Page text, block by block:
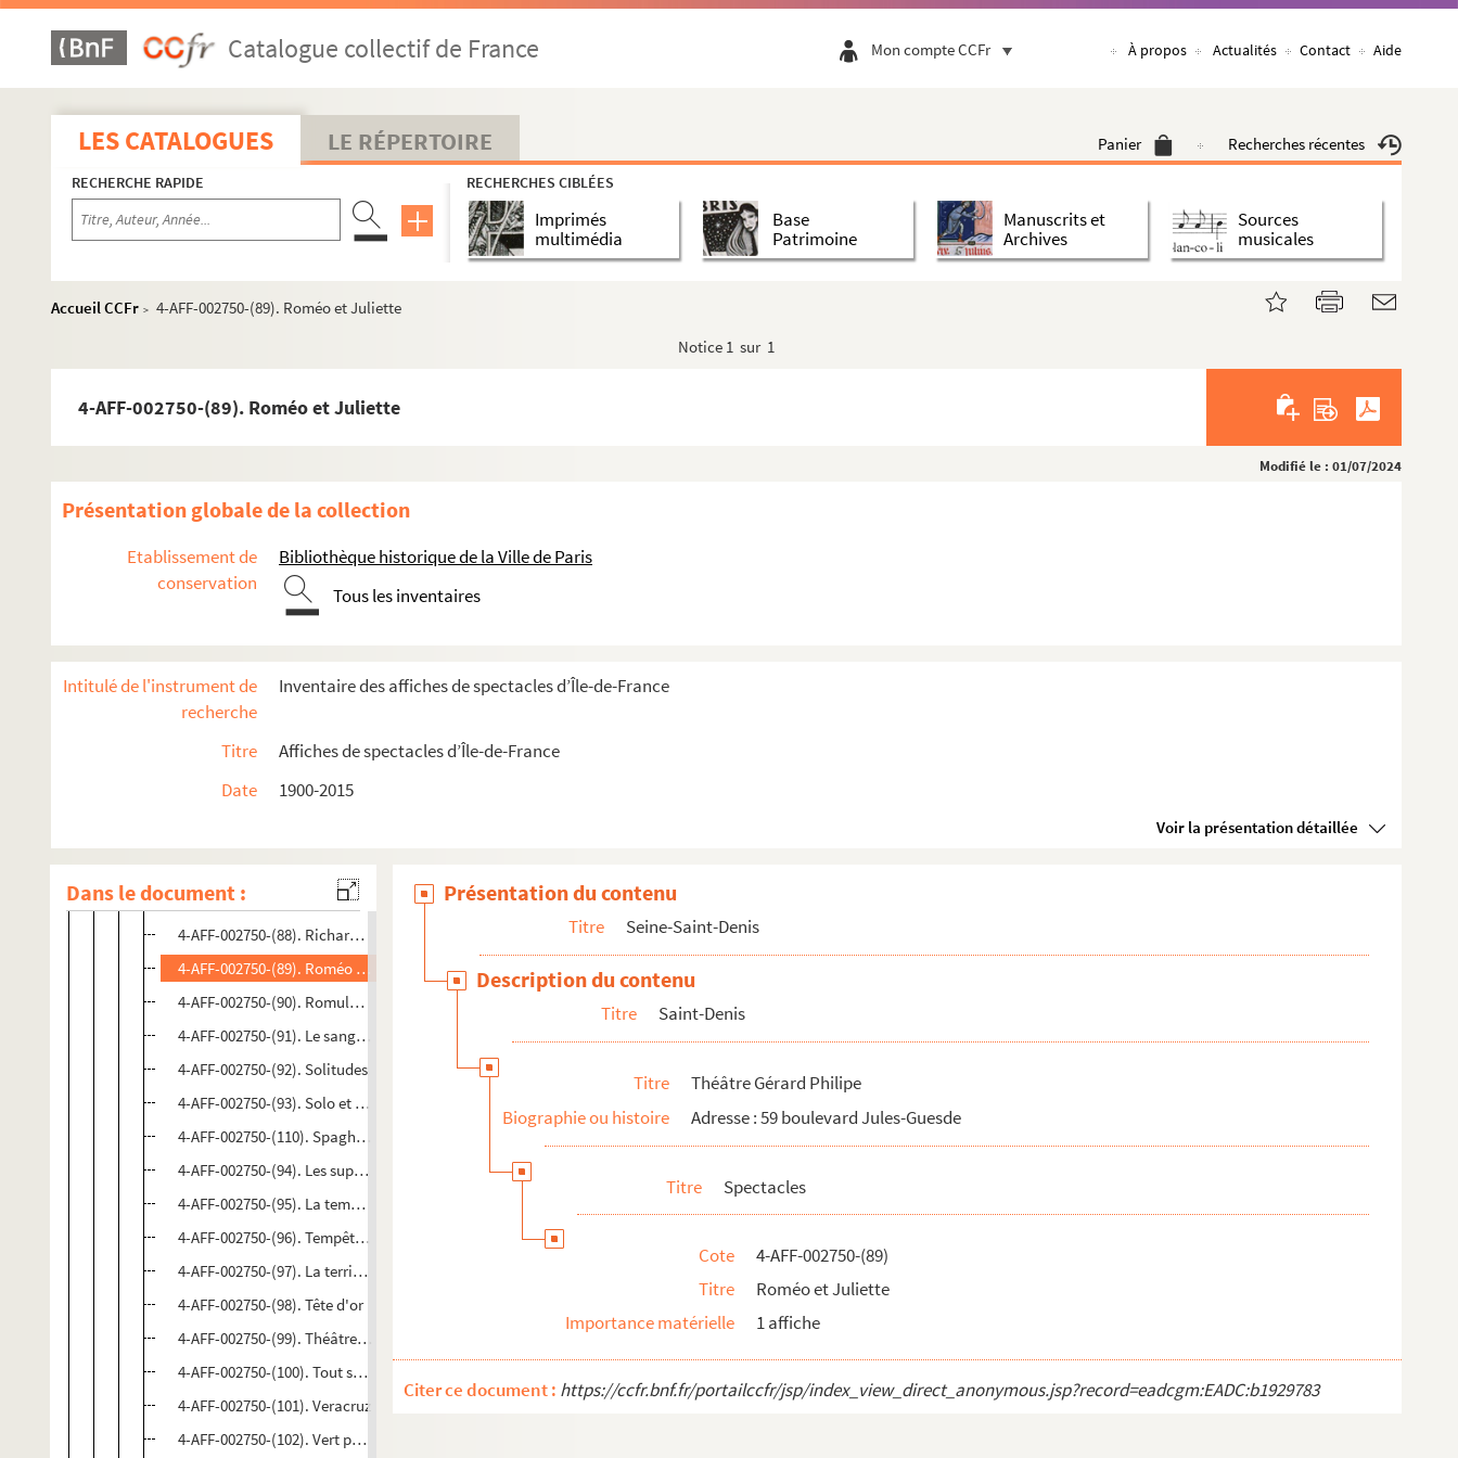
Catalogue collectif de France Mon compte CCFr À propos Actualités Contact Aide
LES CATALOGUES LE RÉPERTOIRE Panier Recherches récentes
RECHERCHE RAPIDE RECHERCHES CIBLÉES
Imprimés
multimédia
Base
Patrimoine
Manuscrits et
Archives
Sources
musicales
Accueil CCFr > 4-AFF-002750-(89). Roméo et Juliette
Notice 1 sur 1
4-AFF-002750-(89). Roméo et Juliette
Modifié le : 01/07/2024
Présentation globale de la collection
Etablissement de
conservation
Bibliothèque historique de la Ville de Paris
Tous les inventaires
Intitulé de l'instrument de
recherche
Inventaire des affiches de spectacles d’Île-de-France
Titre
Affiches de spectacles d’Île-de-France
Date
1900-2015
Voir la présentation détaillée
Dans le document :
4-AFF-002750-(63). Max Gericke
4-AFF-002750-(64). Mère courage
4-AFF-002750-(65). Minima moralia
4-AFF-002750-(66). Moi, chienne
4-AFF-002750-(67). Un mois à la campagne
4-AFF-002750-(68). Montagnes
4-AFF-002750-(73). Orage opus 1
4-AFF-002750-(76). Où vas-tu Jérémie ?
4-AFF-002750-(78). La passion selon G.H.
4-AFF-002750-(79). Pauvre B…!
4-AFF-002750-(80). Le procès de Jeanne d'Arc
4-AFF-002750-(81). Pylade
4-AFF-002750-(83). Quel amour d'enfant
4-AFF-002750-(84). La ralentie ; Chaînes
4-AFF-002750-(86). Les rescapés
4-AFF-002750-(87). Richard III
4-AFF-002750-(88). Richard III alone
4-AFF-002750-(89). Roméo et Juliette
4-AFF-002750-(90). Romulus le Grand
4-AFF-002750-(91). Le sang chaud de la terre
4-AFF-002750-(92). Solitudes
4-AFF-002750-(93). Solo et cette fois
4-AFF-002750-(110). Spaghetti bolognese
4-AFF-002750-(94). Les suppliantes
4-AFF-002750-(95). La tempête
4-AFF-002750-(96). Tempête sur le pays d'Egypte
4-AFF-002750-(97). La terrible voix de Satan
4-AFF-002750-(98). Tête d'or
4-AFF-002750-(99). Théâtre du mépris 3
4-AFF-002750-(100). Tout sur le bruit
4-AFF-002750-(101). Veracruz
4-AFF-002750-(102). Vert petit pois tendre
Présentation du contenu
Titre Seine-Saint-Denis
Description du contenu
Titre Saint-Denis
Titre
Théâtre Gérard Philipe
Biographie ou histoire
Adresse : 59 boulevard Jules-Guesde
Titre Spectacles
Cote
4-AFF-002750-(89)
Titre
Roméo et Juliette
Importance matérielle
1 affiche
Citer ce document : https://ccfr.bnf.fr/portailccfr/jsp/index_view_direct_anonymous.jsp?record=eadcgm:EADC:b1929783